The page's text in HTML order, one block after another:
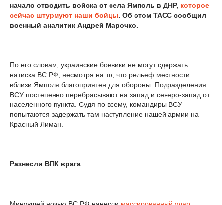
начало отводить войска от села Ямполь в ДНР, которое
сейчас штурмуют наши бойцы. Об этом ТАСС сообщил
военный аналитик Андрей Марочко.
По его словам, украинские боевики не могут сдержать
натиска ВС РФ, несмотря на то, что рельеф местности
вблизи Ямполя благоприятен для обороны. Подразделения
ВСУ постепенно перебрасывают на запад и северо-запад от
населенного пункта. Судя по всему, командиры ВСУ
попытаются задержать там наступление нашей армии на
Красный Лиман.
Разнесли ВПК врага
Минувшей ночью ВС РФ нанесли массированный удар